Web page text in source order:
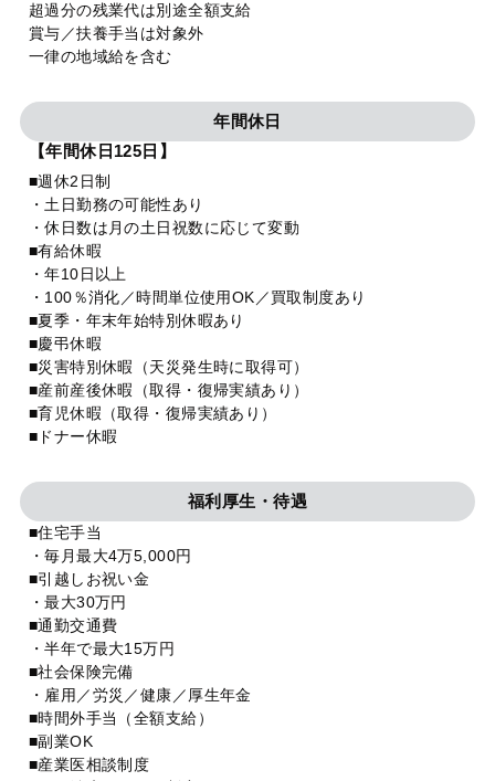
超過分の残業代は別途全額支給
賞与／扶養手当は対象外
一律の地域給を含む
年間休日
【年間休日125日】
■週休2日制
・土日勤務の可能性あり
・休日数は月の土日祝数に応じて変動
■有給休暇
・年10日以上
・100％消化／時間単位使用OK／買取制度あり
■夏季・年末年始特別休暇あり
■慶弔休暇
■災害特別休暇（天災発生時に取得可）
■産前産後休暇（取得・復帰実績あり）
■育児休暇（取得・復帰実績あり）
■ドナー休暇
福利厚生・待遇
■住宅手当
・毎月最大4万5,000円
■引越しお祝い金
・最大30万円
■通勤交通費
・半年で最大15万円
■社会保険完備
・雇用／労災／健康／厚生年金
■時間外手当（全額支給）
■副業OK
■産業医相談制度